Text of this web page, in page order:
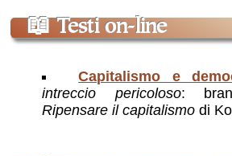
📖 Testi on-line
Capitalismo e
intreccio pericoloso:
Ripensare il capitalismo di